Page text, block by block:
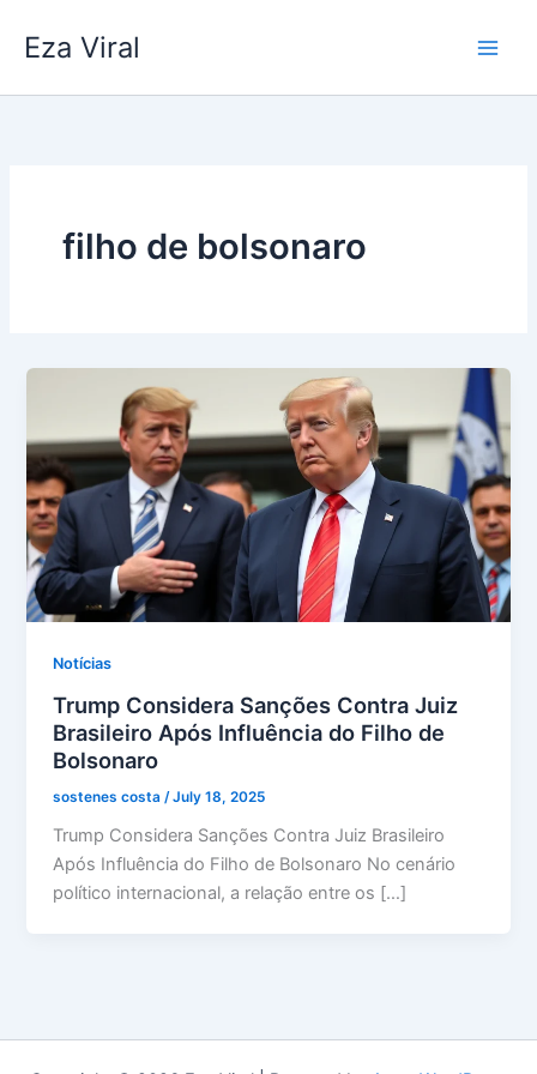
Eza Viral
filho de bolsonaro
Notícias
Trump Considera Sanções Contra Juiz
Brasileiro Após Influência do Filho de
Bolsonaro
sostenes costa /July 18, 2025
Trump Considera Sanções Contra Juiz Brasileiro
Após Influência do Filho de Bolsonaro No cenário
político internacional, a relação entre os […]